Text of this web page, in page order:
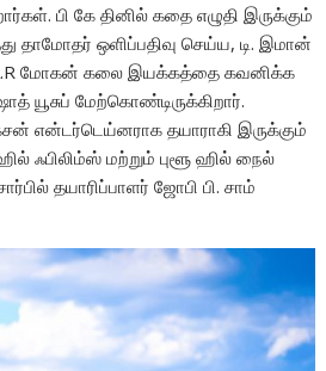
பி கே தினில் கதை எழுதி இருக்கும்
தாமோதர் ஒளிப்பதிவு செய்ய, டி. இமான்
மோகன் கலை இயக்கத்தை கவனிக்க
யூசுப் மேற்கொண்டிருக்கிறார்.
என்டர்டெய்னராக தயாராகி இருக்கும்
ஃபிலிம்ஸ் மற்றும் புளூ ஹில் நைல்
தயாரிப்பாளர் ஜோபி பி. சாம்